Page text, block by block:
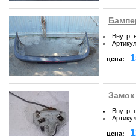
Внутр.
Артикул
цена:
Замок
Внутр.
Артикул
цена: